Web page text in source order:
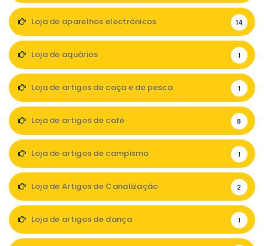
Loja de aparelhos electrónicos 14
Loja de aquários 1
Loja de artigos de caça e de pesca 1
Loja de artigos de café 8
Loja de artigos de campismo 1
Loja de Artigos de Canalização 2
Loja de artigos de dança 1